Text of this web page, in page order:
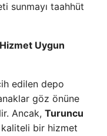
sunmayı taahhüt
Uygun
edilen depo
göz önüne
Ancak, Turuncu
bir hizmet